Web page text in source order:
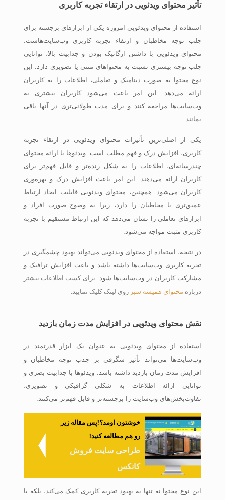
تأثیر محتوای ویدئویی در ارتقاء تجربه کاربری
استفاده از محتوای ویدئویی امروزه یکی از ابزارهای برجسته برای
جلب توجه مخاطبان و ارتقاء تجربه کاربری وب‌سایت‌هاست.
محتوای ویدئویی با داشتن ارگانیک بودن و جذابیت بالا، توانایی
جلب توجه بیشتری نسبت به محتواهای متنی یا تصویری دارد. این
نوع محتوا به صورت دینامیک و تعاملی، اطلاعات را به کاربران
ارائه می‌دهد. این امر باعث می‌شود کاربران بیشتری به
وب‌سایت‌ها مراجعه کنند و برای مدت طولانی‌تری در آنها باقی
بمانند.
یکی از اصلی‌ترین تأثیرات محتوای ویدئویی در ارتقاء تجربه
کاربری، افزایش درک و فهم مطلب است. ویدئوها با ارائه محتوای
چندرسانه‌ای، اطلاعات را به شکل زنده‌تر و قابل فهم‌تر برای
کاربران ارائه می‌دهند. این امر باعث افزایش درک و بهره‌وری
کاربران می‌شود. همچنین، محتوای ویدئویی قابلیت ایجاد ارتباط
عمیق‌تری با مخاطبان را دارد، زیرا به وضوح صورت افراد و
ابزارهای تعاملی را نشان می‌دهد که این ارتباط مستقیم با تجربه
کاربری مثبت مواجه می‌شود.
در نتیجه، استفاده از محتوای ویدئویی می‌تواند بهبود چشمگیری در
تجربه کاربری وب‌سایت‌ها داشته باشد و باعث افزایش ترافیک و
مشارکت کاربران در وب‌سایت‌ها شود. برای کسب اطلاعات بیشتر
درباره محتوای همیشه سبز روی لینک کلیک نمایید.
نقش محتوای ویدئویی در افزایش مدت زمان بازدید
استفاده از محتوای ویدئویی به عنوان یک ابزار قدرتمند در
وب‌سایت‌ها می‌تواند تأثیر شگرفی بر جذب توجه مخاطبان و
افزایش مدت زمان بازدید داشته باشد. ویدئوها با جذابیت بصری و
توانایی ارائه اطلاعات به شکلی گرافیکی و تصویری،
تفاوت‌بخش‌های وب‌سایت را برجسته‌تر و قابل فهم‌تر می‌کنند.
خوشتون اومد؟!پس مقاله زیر
رو هم مطالعه کنید!
طراحی سایت فروش
کانکس
این نوع محتوا نه تنها به بهبود تجربه کاربری کمک می‌کند، بلکه با